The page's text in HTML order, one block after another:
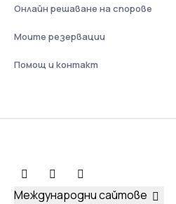
Онлайн решаване на спорове
Моите резервации
Помощ и контакт
Международни сайтове